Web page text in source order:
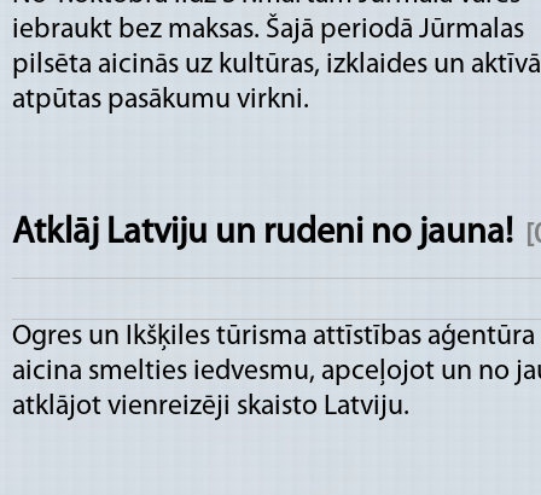
iebraukt bez maksas. Šajā periodā Jūrmalas
pilsēta aicinās uz kultūras, izklaides un
atpūtas pasākumu virkni.
Atklāj Latviju un rudeni no jauna!
Ogres un Ikšķiles tūrisma attīstības aģentūra
aicina smelties iedvesmu, apceļojot un no
atklājot vienreizēji skaisto Latviju.